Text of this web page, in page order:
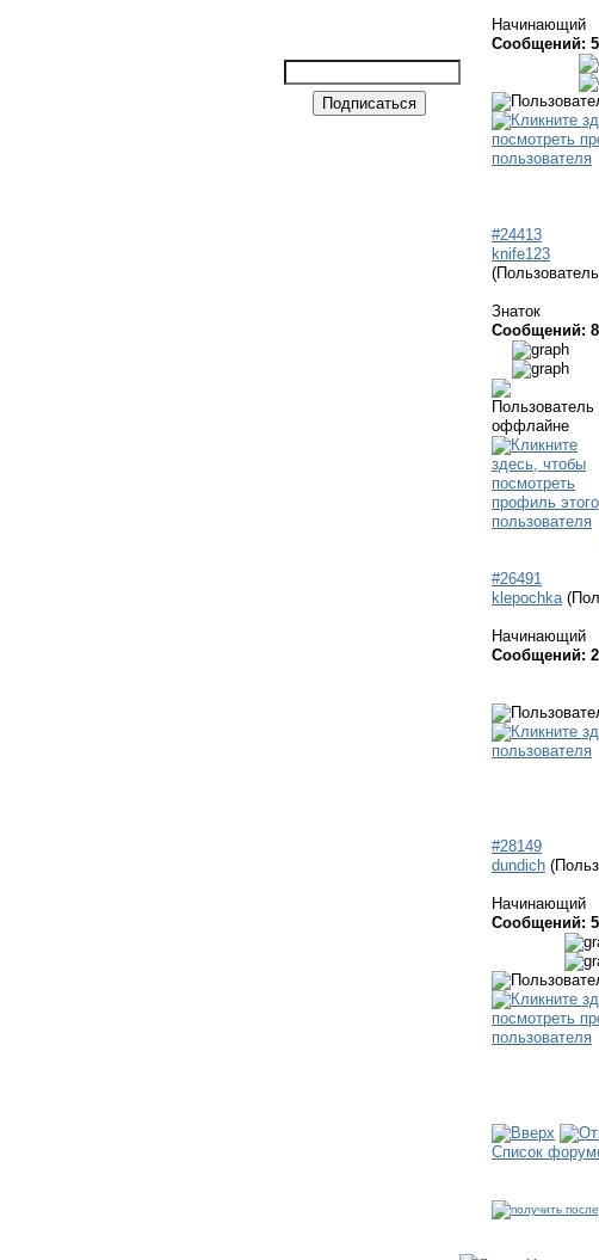
Начинающий
Сообщений:
#24413
knife123
Знаток
Сообщений:
#26491
klepochka
Начинающий
Сообщений:
#28149
dundich
Начинающий
Сообщений:
Список